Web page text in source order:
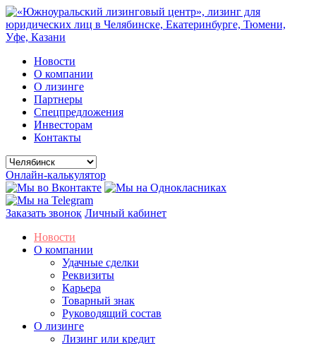
Новости
О компании
О лизинге
Партнеры
Спецпредложения
Инвесторам
Контакты
Онлайн-калькулятор
Заказать звонок Личный кабинет
Новости
О компании
Удачные сделки
Реквизиты
Карьера
Товарный знак
Руководящий состав
О лизинге
Лизинг или кредит